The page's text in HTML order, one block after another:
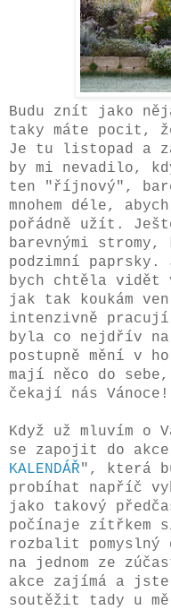
Budu znít jako
taky máte pocit,
Je tu listopad a
by mi nevadilo,
ten "říjnový",
mnohem déle,
pořádně užít.
barevnými
podzimní
bych chtěla vidět
jak tak koukám
intenzivně
byla co nejdřív
postupně mění v
mají něco do
čekají nás
Když už mluvím o
se zapojit do
KALENDÁŘ", která
probíhat napříč
jako takový
počínaje zítřkem
rozbalit pomyslný
na jednom ze
akce zajímá a
soutěžit tady u